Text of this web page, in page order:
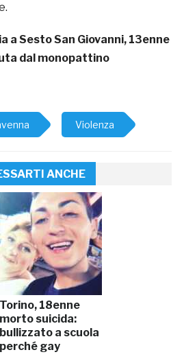
a Sesto San Giovanni, 13enne
dal monopattino
Violenza
ANCHE
Torino, 18enne
morto suicida:
bullizzato a scuola
perché gay